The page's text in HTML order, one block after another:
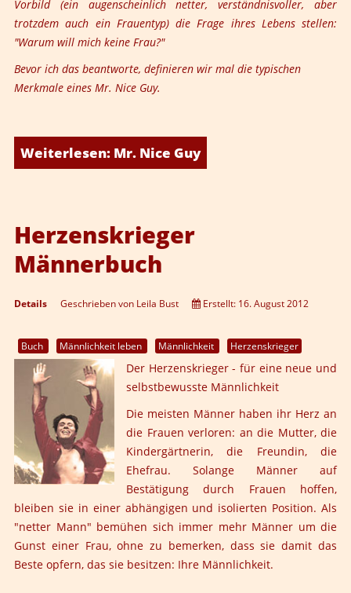
Vorbild (ein augenscheinlich netter, verständnisvoller, aber
trotzdem auch ein Frauentyp) die Frage ihres Lebens stellen:
"Warum will mich keine Frau?"
Bevor ich das beantworte, definieren wir mal die typischen
Merkmale eines Mr. Nice Guy.
Weiterlesen: Mr. Nice Guy
Herzenskrieger
Männerbuch
Details Geschrieben von Leila Bust Erstellt: 16. August 2012
Buch Männlichkeit leben Männlichkeit Herzenskrieger
Der Herzenskrieger - für eine neue und
selbstbewusste Männlichkeit
Die meisten Männer haben ihr Herz an
die Frauen verloren: an die Mutter, die
Kindergärtnerin, die Freundin, die
Ehefrau. Solange Männer auf
Bestätigung durch Frauen hoffen,
bleiben sie in einer abhängigen und isolierten Position. Als
"netter Mann" bemühen sich immer mehr Männer um die
Gunst einer Frau, ohne zu bemerken, dass sie damit das
Beste opfern, das sie besitzen: Ihre Männlichkeit.